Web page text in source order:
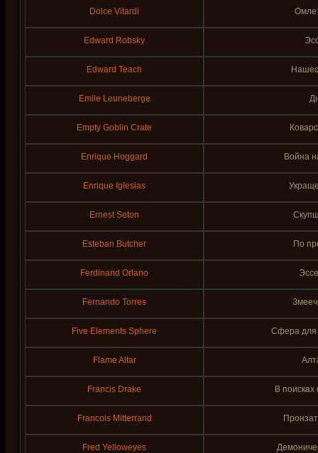
Dolce Vitardi
Edward Robsky
Edward Teach
Emile Leuneberge
Empty Goblin Crate
Enrique Hoggard Война
Enrique Iglesias
Ernest Seton
Esteban Butcher По
Ferdinand Orlano
Fernando Torres
Five Elements Sphere Сфера для
Flame Altar
Francis Drake В
Francois Mitterrand
Fred Yelloweyes